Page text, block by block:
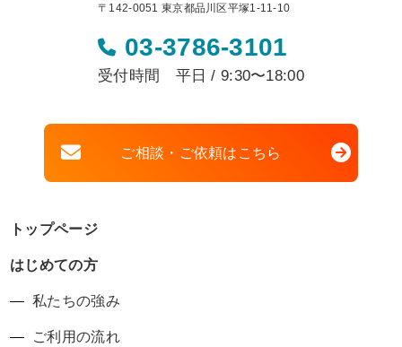
〒142-0051 東京都品川区平塚1-11-10
03-3786-3101
受付時間 平日 / 9:30〜18:00
ご相談・ご依頼はこちら
トップページ
はじめての方
私たちの強み
ご利用の流れ